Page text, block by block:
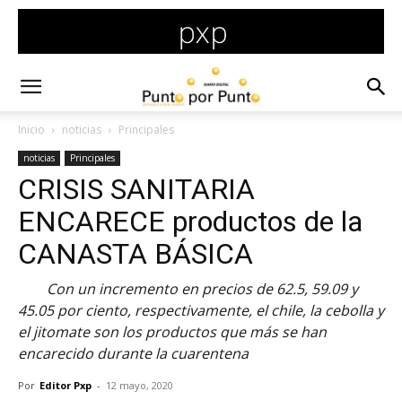
Inicio noticias Principales
noticias Principales
CRISIS SANITARIA
ENCARECE productos de la
CANASTA BÁSICA
Con un incremento en precios de 62.5, 59.09 y
45.05 por ciento, respectivamente, el chile, la cebolla y
el jitomate son los productos que más se han
encarecido durante la cuarentena
Por Editor Pxp - 12 mayo, 2020